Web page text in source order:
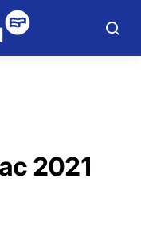
2021